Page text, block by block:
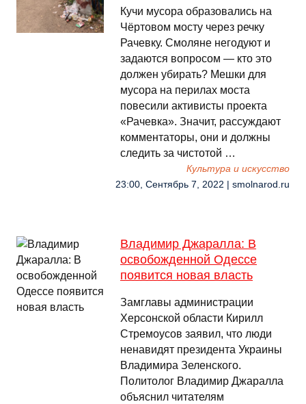
Кучи мусора образовались на
Чёртовом мосту через речку
Рачевку. Смоляне негодуют и
задаются вопросом — кто это
должен убирать? Мешки для
мусора на перилах моста
повесили активисты проекта
«Рачевка». Значит, рассуждают
комментаторы, они и должны
следить за чистотой …
Культура и искусство
23:00, Сентябрь 7, 2022 | smolnarod.ru
Владимир Джаралла: В
освобожденной Одессе
появится новая власть
Замглавы администрации
Херсонской области Кирилл
Стремоусов заявил, что люди
ненавидят президента Украины
Владимира Зеленского.
Политолог Владимир Джаралла
объяснил читателям